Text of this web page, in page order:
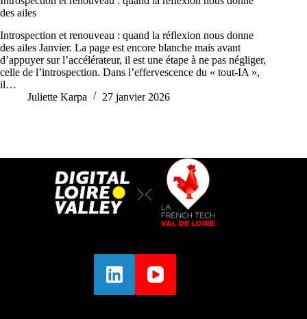
des ailes
Introspection et renouveau : quand la réflexion nous donne
des ailes Janvier. La page est encore blanche mais avant
d’appuyer sur l’accélérateur, il est une étape à ne pas négliger,
celle de l’introspection. Dans l’effervescence du « tout-IA »,
il…
Juliette Karpa
27 janvier 2026